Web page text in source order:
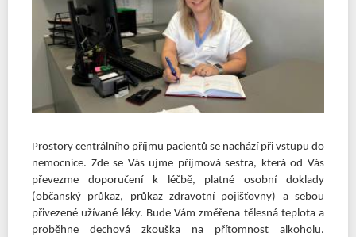
Prostory centrálního příjmu pacientů se nachází při vstupu do
nemocnice. Zde se Vás ujme příjmová sestra, která od Vás
převezme doporučení k léčbě, platné osobní doklady
(občanský průkaz, průkaz zdravotní pojišťovny) a sebou
přivezené užívané léky. Bude Vám změřena tělesná teplota a
proběhne dechová zkouška na přítomnost alkoholu.